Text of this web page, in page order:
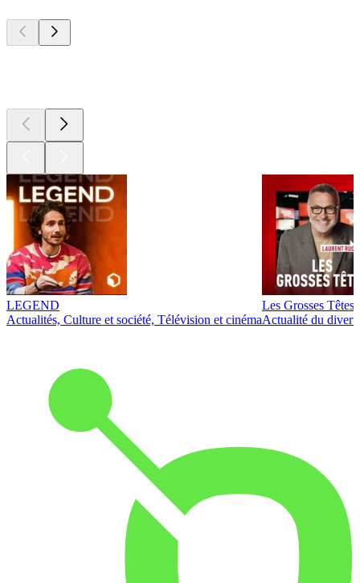
LEGEND
Actualités, Culture et société, Télévision et cinéma
Les Grosses Têtes
Actualité du